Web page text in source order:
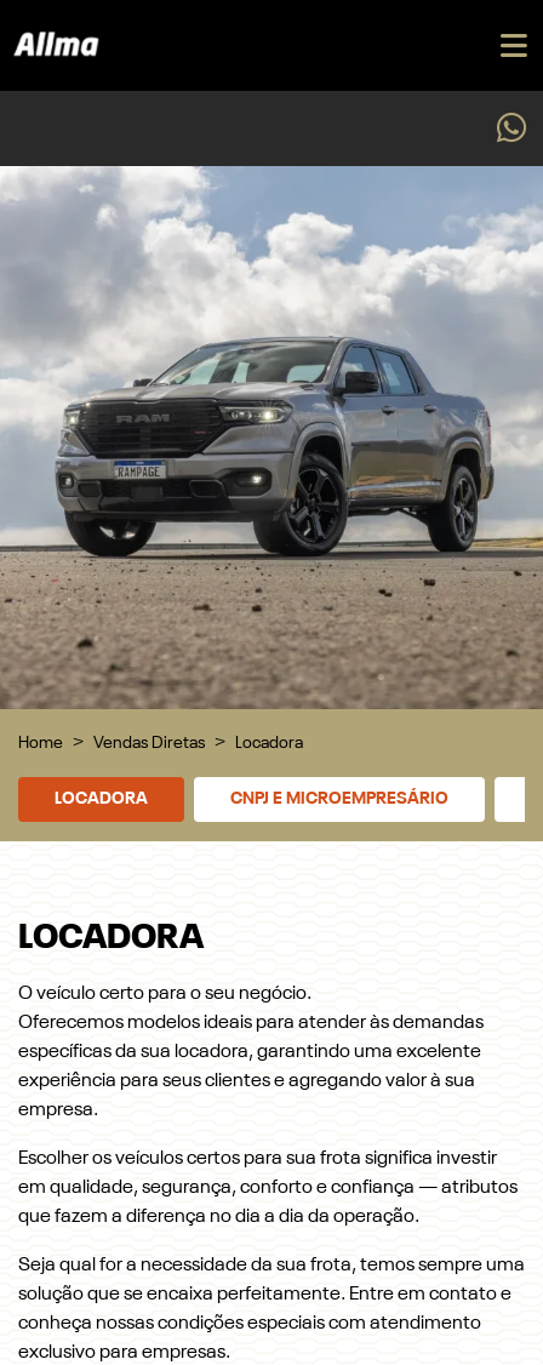
Home Vendas Diretas Locadora
CNPJ E MICROEMPRESÁRIO
LOCADORA
LOCADORA
O veículo certo para o seu negócio.
Oferecemos modelos ideais para atender às demandas
específicas da sua locadora, garantindo uma excelente
experiência para seus clientes e agregando valor à sua
empresa.
Escolher os veículos certos para sua frota significa investir
em qualidade, segurança, conforto e confiança — atributos
que fazem a diferença no dia a dia da operação.
Seja qual for a necessidade da sua frota, temos sempre uma
solução que se encaixa perfeitamente. Entre em contato e
conheça nossas condições especiais com atendimento
exclusivo para empresas.